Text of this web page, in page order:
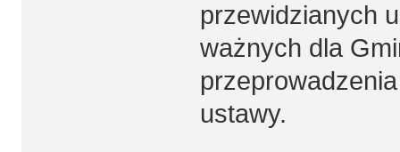
przewidzianych
ważnych dla
ustawy.